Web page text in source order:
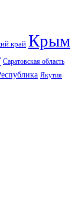
край Крым
Саратовская область
Якутия